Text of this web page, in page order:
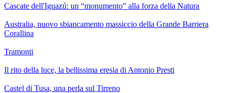
Cascate dell'Iguazú: un “monumento” alla forza della Natura
Australia, nuovo sbiancamento massiccio della Grande Barriera
Corallina
Tramonti
Il rito della luce, la bellissima eresia di Antonio Presti
Castel di Tusa, una perla sul Tirreno